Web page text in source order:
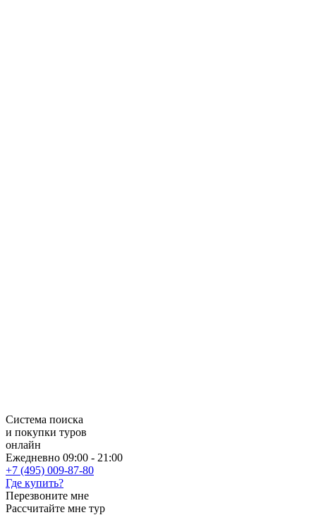
Система поиска
и покупки туров
онлайн
Ежедневно 09:00 - 21:00
+7 (495) 009-87-80
Где купить?
Перезвоните мне
Рассчитайте мне тур